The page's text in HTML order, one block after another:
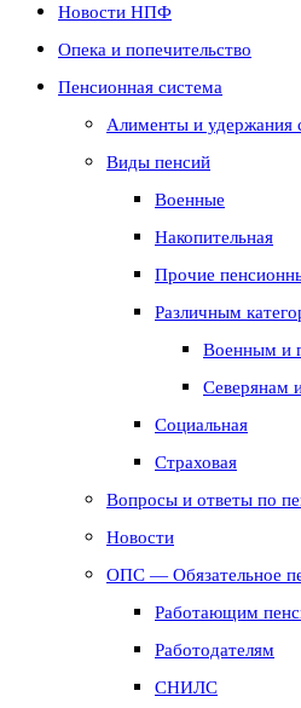
Новости НПФ
Опека и попечительство
Пенсионная система
Алименты и удержания
Виды пенсий
Военные
Накопительная
Прочие
Различным
Военным и
Северянам
Социальная
Страховая
Вопросы и ответы по
Новости
ОПС — Обязательное
Работающим
Работодателям
СНИЛС